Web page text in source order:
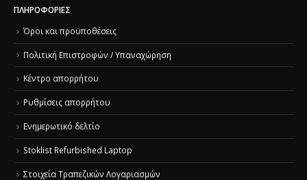
ΠΛΗΡΟΦΟΡΊΕΣ
Όροι και προϋποθέσεις
Πολιτική Επιστροφών / Υπαναχώρηση
Κέντρο απορρήτου
Ρυθμίσεις απορρήτου
Ενημερωτικό δελτίο
Stoklist Refurbished Laptop
Στοιχεία Τραπεζικών Λογαριασμών